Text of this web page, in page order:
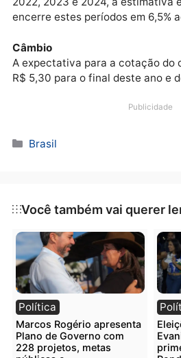
Para alcançar a meta de
como principal instrumento a
Selic, fixada atualmente em
de Política Monetária
Selic termine 2021 em 5,75%
2022, 2023 e 2024, a
A expectativa para a
Categorias
Brasil